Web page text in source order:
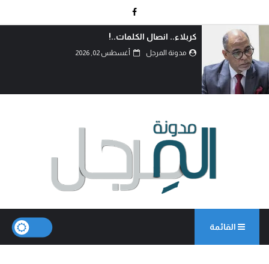
كربلاء.. انصال الكلمات..!
مدونة المرجل أغسطس 02, 2026
القائمة